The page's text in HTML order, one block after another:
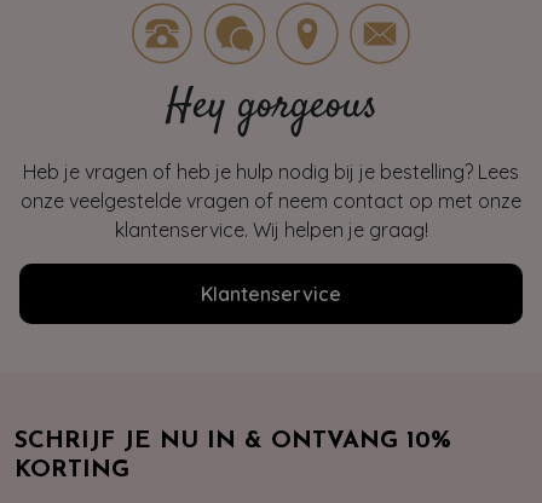
Hey gorgeous
Heb je vragen of heb je hulp nodig bij je bestelling? Lees
onze veelgestelde vragen of neem contact op met onze
klantenservice. Wij helpen je graag!
Klantenservice
SCHRIJF JE NU IN & ONTVANG 10%
KORTING